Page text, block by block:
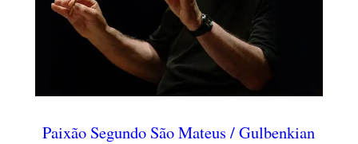
Paixão Segundo São Mateus / Gulbenkian